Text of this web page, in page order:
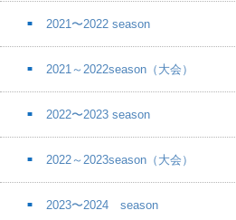
2021〜2022 season
2021～2022season（大会）
2022〜2023 season
2022～2023season（大会）
2023〜2024 season